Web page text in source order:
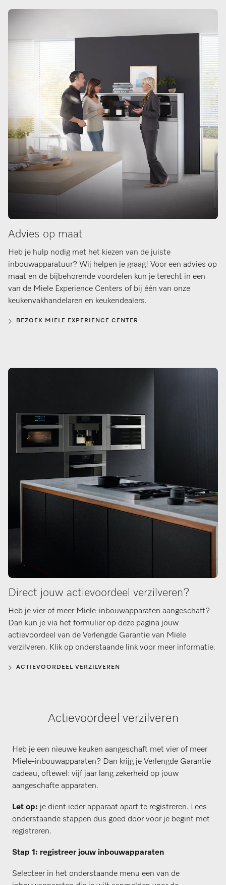
Advies op maat
Heb je hulp nodig met het kiezen van de juiste
inbouwapparatuur? Wij helpen je graag! Voor een advies op
maat en de bijbehorende voordelen kun je terecht in een
van de Miele Experience Centers of bij één van onze
keukenvakhandelaren en keukendealers.
BEZOEK MIELE EXPERIENCE CENTER
Direct jouw actievoordeel verzilveren?
Heb je vier of meer Miele-inbouwapparaten aangeschaft?
Dan kun je via het formulier op deze pagina jouw
actievoordeel van de Verlengde Garantie van Miele
verzilveren. Klik op onderstaande link voor meer informatie.
ACTIEVOORDEEL VERZILVEREN
Actievoordeel verzilveren
Heb je een nieuwe keuken aangeschaft met vier of meer
Miele-inbouwapparaten? Dan krijg je Verlengde Garantie
cadeau, oftewel: vijf jaar lang zekerheid op jouw
aangeschafte apparaten.
Let op: je dient ieder apparaat apart te registreren. Lees
onderstaande stappen dus goed door voor je begint met
registreren.
Stap 1: registreer jouw inbouwapparaten
Selecteer in het onderstaande menu een van de